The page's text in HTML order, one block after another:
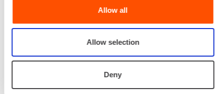
Allow all
Allow selection
Deny